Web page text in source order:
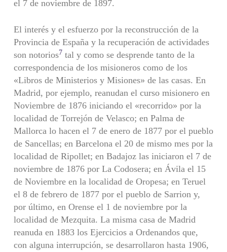
el 7 de noviembre de 1897.
El interés y el esfuerzo por la reconstrucción de la
Provincia de España y la recuperación de actividades
son notorios7 tal y como se desprende tanto de la
correspondencia de los misioneros como de los
«Libros de Ministerios y Misiones» de las casas. En
Madrid, por ejemplo, reanudan el curso misionero en
Noviembre de 1876 iniciando el «recorrido» por la
localidad de Torrejón de Velasco; en Palma de
Mallorca lo hacen el 7 de enero de 1877 por el pueblo
de Sancellas; en Barcelona el 20 de mismo mes por la
localidad de Ripollet; en Badajoz las iniciaron el 7 de
noviembre de 1876 por La Codosera; en Ávila el 15
de Noviembre en la localidad de Oropesa; en Teruel
el 8 de febrero de 1877 por el pueblo de Sarrion y,
por último, en Orense el 1 de noviembre por la
localidad de Mezquita. La misma casa de Madrid
reanuda en 1883 los Ejercicios a Ordenandos que,
con alguna interrupción, se desarrollaron hasta 1906,